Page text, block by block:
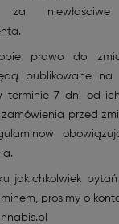
za niewłaściwe
prawo do
publikowane na
terminie 7 dni od
zamówienia przed
jakichkolwiek
prosimy o